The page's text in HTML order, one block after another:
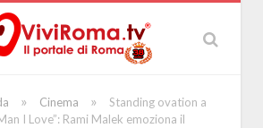
» Cinema »
Standing ovation a
I Love”: Rami Malek emoziona il